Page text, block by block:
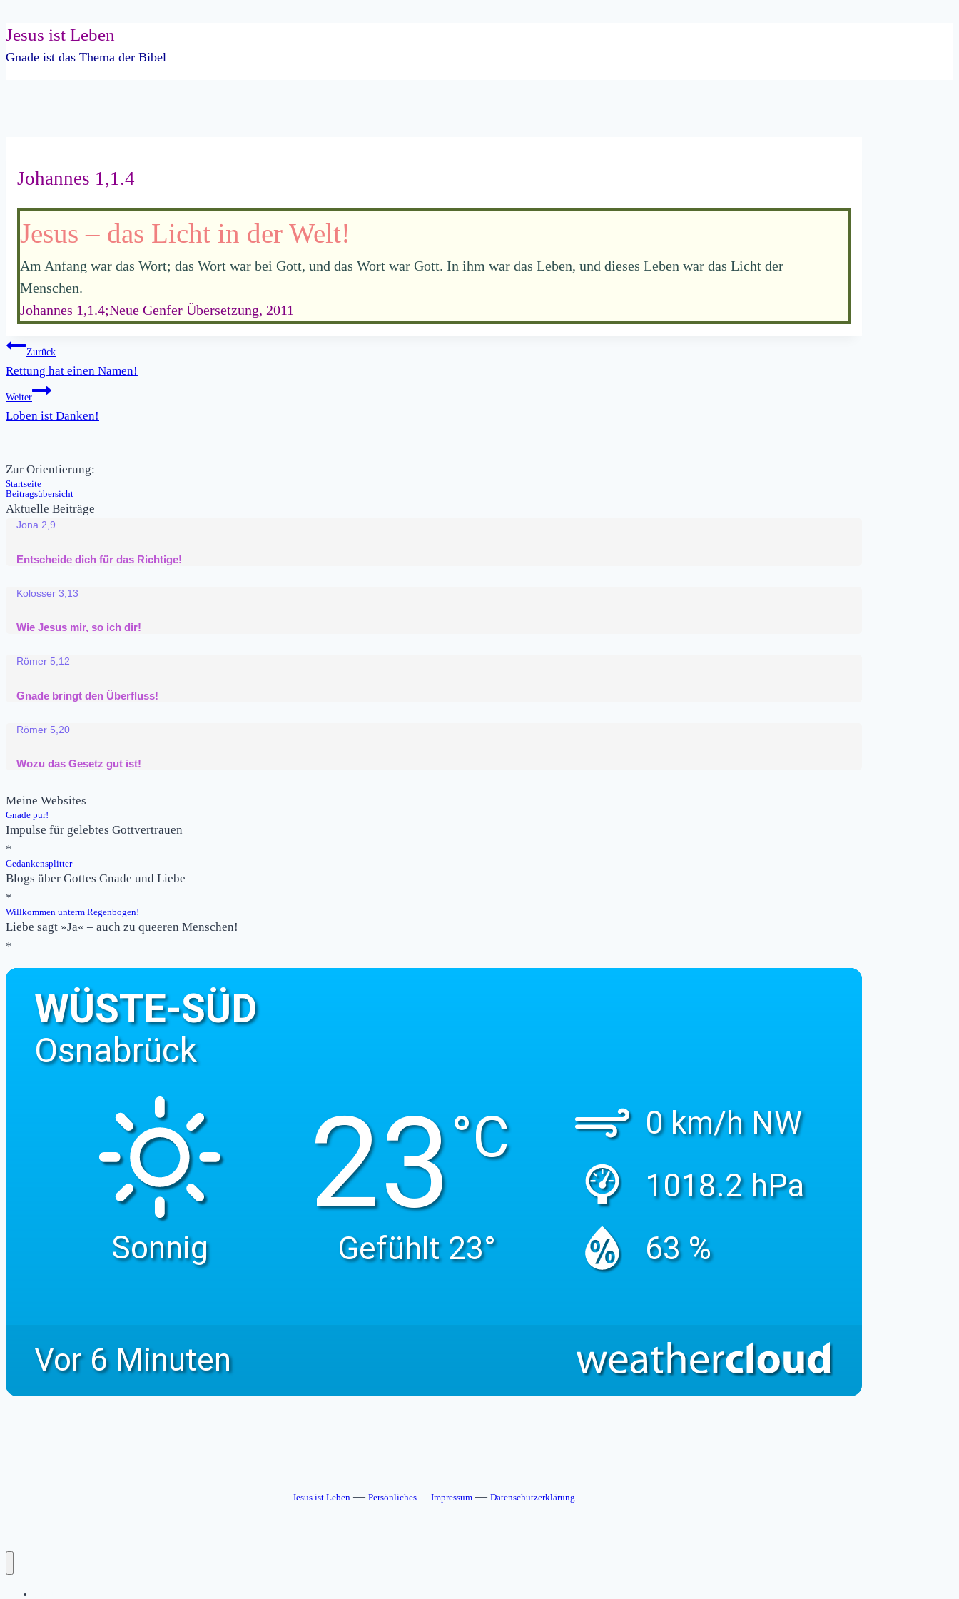
Zum
Inhalt
Jesus ist Leben
Gnade ist das Thema der Bibel
Johannes 1,1.4
Jesus – das Licht in der Welt!
Am Anfang war das Wort; das Wort war bei Gott, und das Wort war Gott. In ihm war das Leben, und dieses Leben war das Licht der
Menschen.
Johannes 1,1.4;Neue Genfer Übersetzung, 2011
Beitragsnavigation
Zurück
Rettung hat einen Namen!
Weiter
Loben ist Danken!
Zur Orientierung:
Startseite
Beitragsübersicht
Aktuelle Beiträge
Jona 2,9
Entscheide dich für das Richtige!
Kolosser 3,13
Wie Jesus mir, so ich dir!
Römer 5,12
Gnade bringt den Überfluss!
Römer 5,20
Wozu das Gesetz gut ist!
Meine Websites
Gnade pur!
Impulse für gelebtes Gottvertrauen
*
Gedankensplitter
Blogs über Gottes Gnade und Liebe
*
Willkommen unterm Regenbogen!
Liebe sagt »Ja« – auch zu queeren Menschen!
*
Jesus ist Leben — Persönliches — Impressum — Datenschutzerklärung